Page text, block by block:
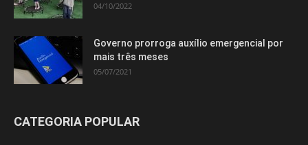
04/10/2022
Governo prorroga auxílio emergencial por
mais três meses
05/07/2021
CATEGORIA POPULAR